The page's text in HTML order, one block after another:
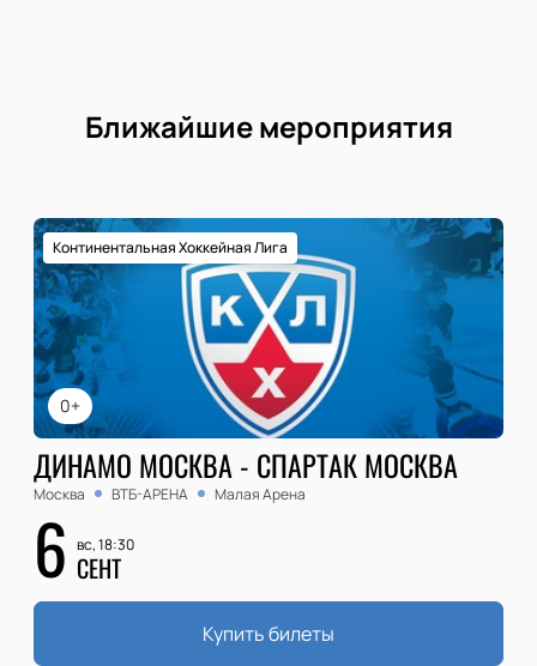
Ближайшие мероприятия
0+
Континентальная Хоккейная Лига
ДИНАМО МОСКВА - СПАРТАК МОСКВА
Москва ВТБ-АРЕНА Малая Арена
6 вс, 18:30
СЕНТ
Купить билеты